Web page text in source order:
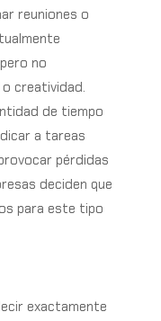
reuniones o
no
creatividad.
de tiempo
a tareas
pérdidas
deciden que
para este tipo
exactamente